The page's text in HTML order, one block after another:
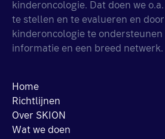
kinderoncologie. Dat doen we
te stellen en te evalueren en
kinderoncologie te
informatie en een breed netwerk.
Home
Richtlijnen
Over SKION
Wat we doen